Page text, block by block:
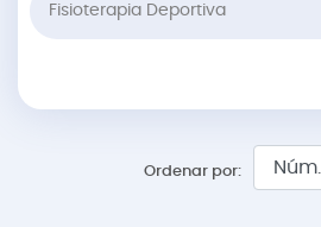
Fisioterapia Deportiva
Ordenar por: